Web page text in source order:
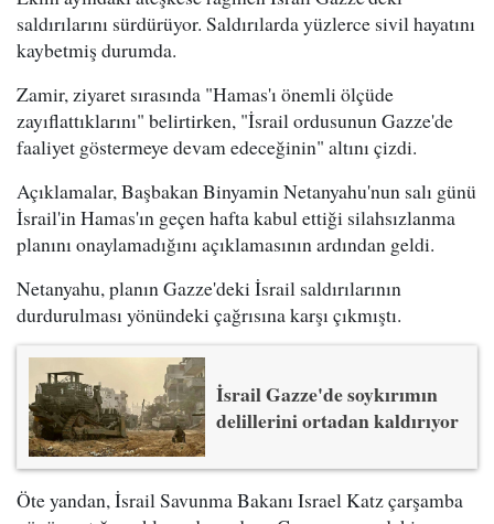
saldırılarını sürdürüyor. Saldırılarda yüzlerce sivil hayatını
kaybetmiş durumda.
Zamir, ziyaret sırasında "Hamas'ı önemli ölçüde
zayıflattıklarını" belirtirken, "İsrail ordusunun Gazze'de
faaliyet göstermeye devam edeceğinin" altını çizdi.
Açıklamalar, Başbakan Binyamin Netanyahu'nun salı günü
İsrail'in Hamas'ın geçen hafta kabul ettiği silahsızlanma
planını onaylamadığını açıklamasının ardından geldi.
Netanyahu, planın Gazze'deki İsrail saldırılarının
durdurulması yönündeki çağrısına karşı çıkmıştı.
İsrail Gazze'de soykırımın
delillerini ortadan kaldırıyor
Öte yandan, İsrail Savunma Bakanı Israel Katz çarşamba